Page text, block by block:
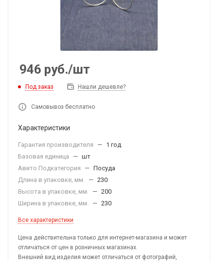
946 руб./шт
Под заказ Нашли дешевле?
Самовывоз бесплатно
Характеристики
Гарантия производителя — 1 год
Базовая единица
— шт
Авито Подкатегория
— Посуда
Длина в упаковке, мм.
— 230
Высота в упаковке, мм.
— 200
Ширина в упаковке, мм.
— 230
Все характеристики
Цена действительна только для интернет-магазина и может
отличаться от цен в розничных магазинах.
Внешний вид изделия может отличаться от фотографий,